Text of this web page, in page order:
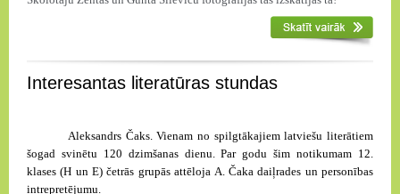
Interesantas literatūras stundas
Aleksandrs Čaks. Vienam no spilgtākajiem latviešu literātiem
šogad svinētu 120 dzimšanas dienu. Par godu šim notikumam 12.
klases (H un E) četrās grupās attēloja A. Čaka daiļrades un personības
intrepretējumu.